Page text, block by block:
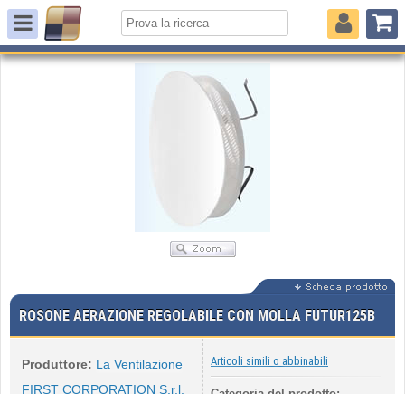
ROSONE AERAZIONE REGOLABILE CON MOLLA FUTUR125B
Produttore: La Ventilazione
FIRST CORPORATION S.r.l.
Articoli simili o abbinabili